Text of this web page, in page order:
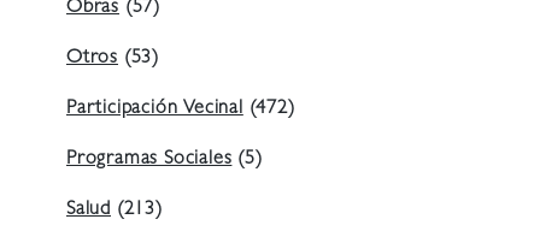
Obras (57)
Otros (53)
Participación Vecinal (472)
Programas Sociales (5)
Salud (213)